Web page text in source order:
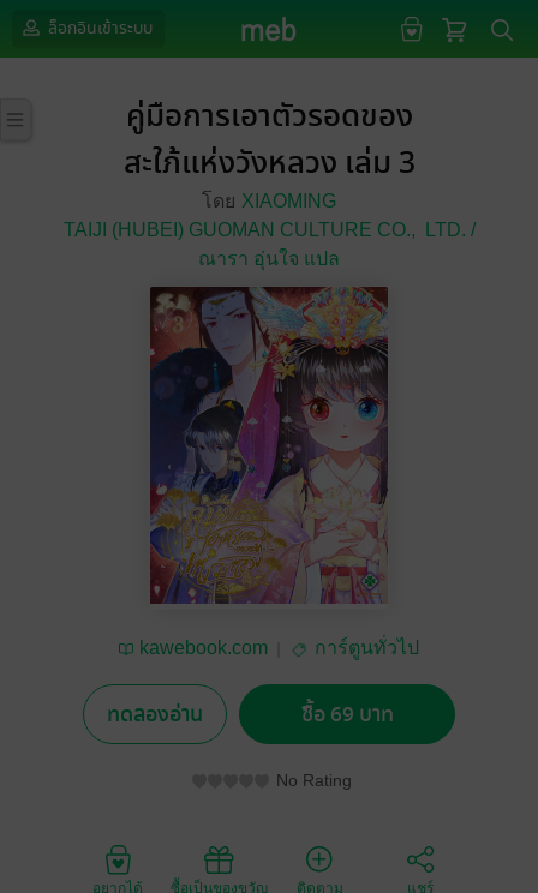
ล็อกอินเข้าระบบ
คู่มือการเอาตัวรอดของ
สะใภ้แห่งวังหลวง เล่ม 3
โดย XIAOMING
TAIJI (HUBEI) GUOMAN CULTURE CO.,
LTD. /
ณารา อุ่นใจ แปล
kawebook.com การ์ตูนทั่วไป
ทดลองอ่าน ซื้อ 69 บาท
No Rating
อยากได้ ซื้อเป็นของขวัญ ติดตาม แชร์